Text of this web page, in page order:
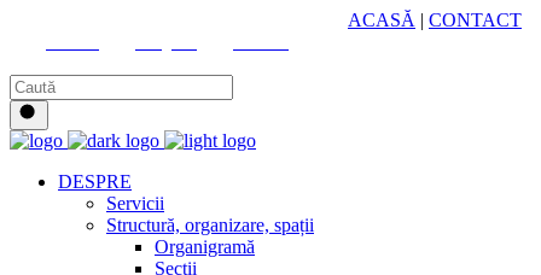
ACASĂ | CONTACT
DESPRE
Servicii
Structură, organizare, spații
Organigramă
Secții